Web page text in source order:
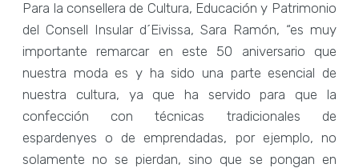
Para la consellera de Cultura, Educación y Patrimonio
del Consell Insular d´Eivissa, Sara Ramón, “es muy
importante remarcar en este 50 aniversario que
nuestra moda es y ha sido una parte esencial de
nuestra cultura, ya que ha servido para que la
confección con técnicas tradicionales de
espardenyes o de emprendadas, por ejemplo, no
solamente no se pierdan, sino que se pongan en